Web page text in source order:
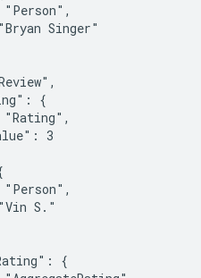
Singer"
{
3
S."
{